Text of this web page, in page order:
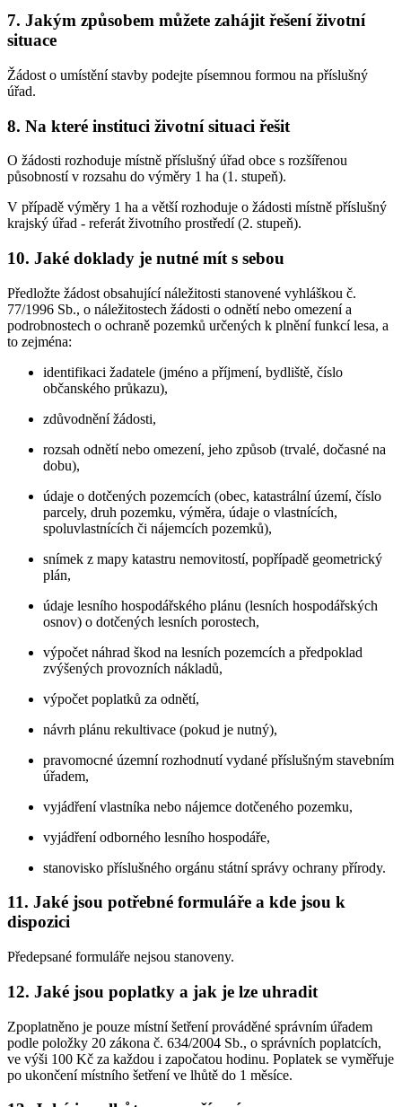
7. Jakým způsobem můžete zahájit řešení životní
situace
Žádost o umístění stavby podejte písemnou formou na příslušný
úřad.
8. Na které instituci životní situaci řešit
O žádosti rozhoduje místně příslušný úřad obce s rozšířenou
působností v rozsahu do výměry 1 ha (1. stupeň).
V případě výměry 1 ha a větší rozhoduje o žádosti místně příslušný
krajský úřad - referát životního prostředí (2. stupeň).
10. Jaké doklady je nutné mít s sebou
Předložte žádost obsahující náležitosti stanovené vyhláškou č.
77/1996 Sb., o náležitostech žádosti o odnětí nebo omezení a
podrobnostech o ochraně pozemků určených k plnění funkcí lesa, a
to zejména:
identifikaci žadatele (jméno a příjmení, bydliště, číslo
občanského průkazu),
zdůvodnění žádosti,
rozsah odnětí nebo omezení, jeho způsob (trvalé, dočasné na
dobu),
údaje o dotčených pozemcích (obec, katastrální území, číslo
parcely, druh pozemku, výměra, údaje o vlastnících,
spoluvlastnících či nájemcích pozemků),
snímek z mapy katastru nemovitostí, popřípadě geometrický
plán,
údaje lesního hospodářského plánu (lesních hospodářských
osnov) o dotčených lesních porostech,
výpočet náhrad škod na lesních pozemcích a předpoklad
zvýšených provozních nákladů,
výpočet poplatků za odnětí,
návrh plánu rekultivace (pokud je nutný),
pravomocné územní rozhodnutí vydané příslušným stavebním
úřadem,
vyjádření vlastníka nebo nájemce dotčeného pozemku,
vyjádření odborného lesního hospodáře,
stanovisko příslušného orgánu státní správy ochrany přírody.
11. Jaké jsou potřebné formuláře a kde jsou k
dispozici
Předepsané formuláře nejsou stanoveny.
12. Jaké jsou poplatky a jak je lze uhradit
Zpoplatněno je pouze místní šetření prováděné správním úřadem
podle položky 20 zákona č. 634/2004 Sb., o správních poplatcích,
ve výši 100 Kč za každou i započatou hodinu. Poplatek se vyměřuje
po ukončení místního šetření ve lhůtě do 1 měsíce.